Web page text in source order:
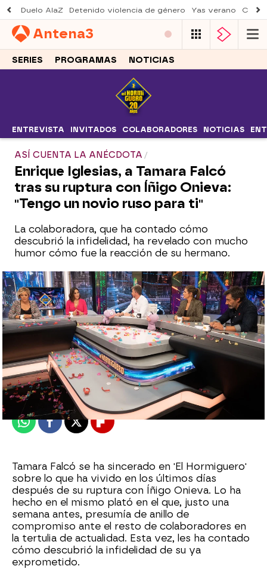
Duelo AlaZ Detenido violencia de género Yas verano
Antena3
SERIES PROGRAMAS NOTICIAS
ENTREVISTA INVITADOS COLABORADORES NOTICIAS
ASÍ CUENTA LA ANÉCDOTA
Enrique Iglesias, a Tamara Falcó
tras su ruptura con Íñigo Onieva:
"Tengo un novio ruso para ti"
La colaboradora, que ha contado cómo
descubrió la infidelidad, ha revelado con mucho
humor cómo fue la reacción de su hermano.
Alberto Mendo
Madrid
Publicado: 30 de septiembre de 2022, 09:07
WhatsappFacebook
X Flipboard
Tamara Falcó se ha sincerado en 'El Hormiguero'
sobre lo que ha vivido en los últimos días
después de su ruptura con Íñigo Onieva. Lo ha
hecho en el mismo plató en el que, justo una
semana antes, presumía de anillo de
compromiso ante el resto de colaboradores en
la tertulia de actualidad. Esta vez, les ha contado
cómo descubrió la infidelidad de su ya
exprometido.